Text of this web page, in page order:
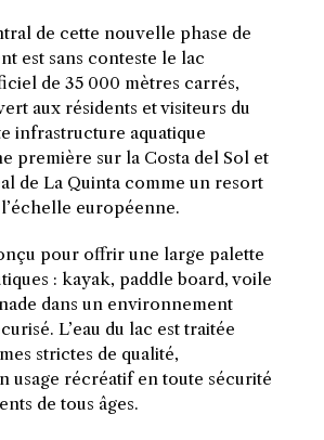
de cette nouvelle phase de
est sans conteste le lac
de 35 000 mètres carrés,
aux résidents et visiteurs du
infrastructure aquatique
première sur la Costa del Sol et
de La Quinta comme un resort
européenne.
pour offrir une large palette
: kayak, paddle board, voile
dans un environnement
L’eau du lac est traitée
strictes de qualité,
usage récréatif en toute sécurité
de tous âges.